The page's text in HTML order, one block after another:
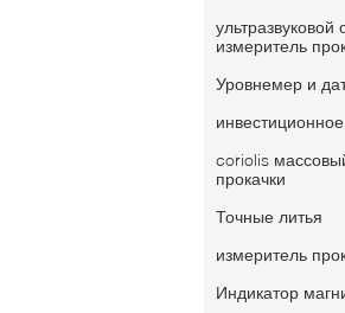
ультразвуковой
измеритель
Уровнемер и
coriolis
прокачки
Точные литья
измеритель
Индикатор